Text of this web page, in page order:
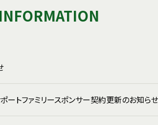
INFORMATION
ートファミリースポンサー契約更新のお知らせ